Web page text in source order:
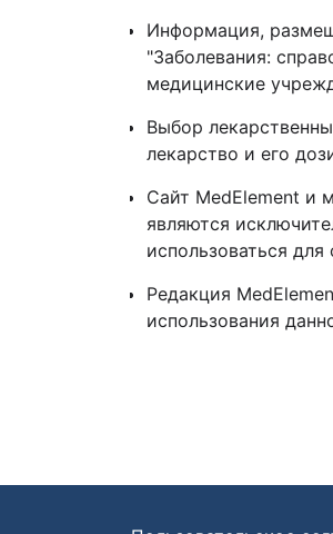
Информация,
"Заболевания:
медицинские
Выбор
лекарство и его
Сайт MedElement и
являются
использоваться
Редакция
использования